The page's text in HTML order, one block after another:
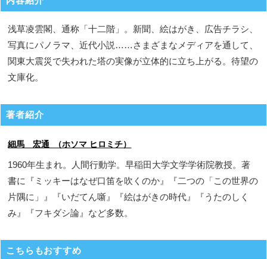
浅草凌雲閣、通称「十二階」。新聞、絵はがき、広告チラシ、
写真にパノラマ、近代小説……さまざまなメディアを通して、
関東大震災で失われた塔の実像が立体的に立ち上がる。待望の
文庫化。
著者紹介
細馬 宏通 （ホソマ ヒロミチ）
1960年生まれ。人間行動学。早稲田大学文学学術院教授。著
書に『ミッキーはなぜ口笛を吹くのか』『二つの「この世界の
片隅に」』『いだてん噺』『絵はがきの時代』『うたのしく
み』『フキダシ論』など多数。
こちらもおすすめ